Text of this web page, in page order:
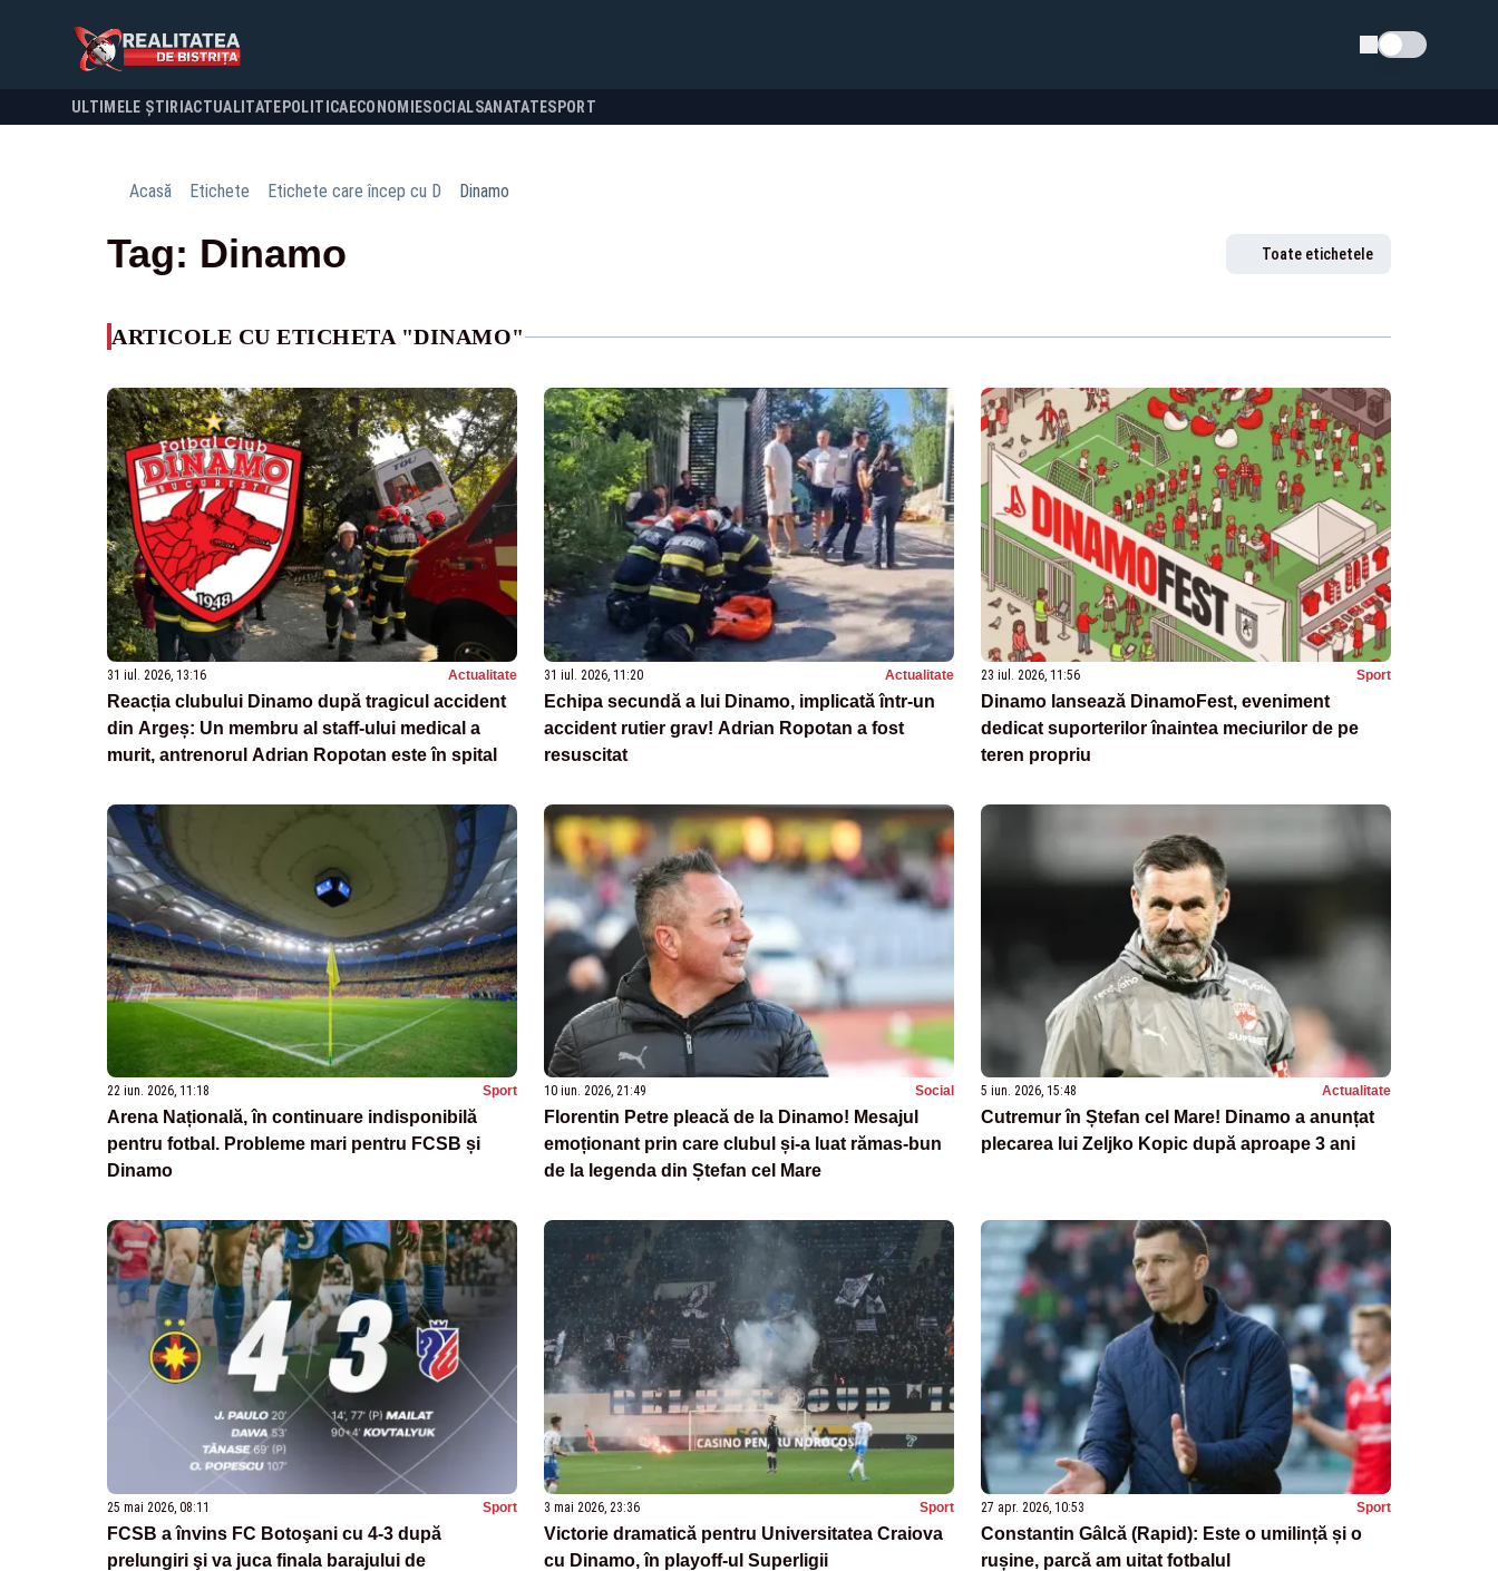
Schimba tema
ULTIMELE ȘTIRI ACTUALITATE POLITICA ECONOMIESOCIALSANATATESPORT
Acasă Etichete Etichete care încep cu D Dinamo
Tag: Dinamo Toate etichetele
ARTICOLE CU ETICHETA "DINAMO"
31 iul. 2026, 13:16 Actualitate
Reacția clubului Dinamo după tragicul accident
din Argeș: Un membru al staff-ului medical a
murit, antrenorul Adrian Ropotan este în spital
31 iul. 2026, 11:20 Actualitate
Echipa secundă a lui Dinamo, implicată într-un
accident rutier grav! Adrian Ropotan a fost
resuscitat
23 iul. 2026, 11:56 Sport
Dinamo lansează DinamoFest, eveniment
dedicat suporterilor înaintea meciurilor de pe
teren propriu
22 iun. 2026, 11:18 Sport
Arena Națională, în continuare indisponibilă
pentru fotbal. Probleme mari pentru FCSB și
Dinamo
10 iun. 2026, 21:49 Social
Florentin Petre pleacă de la Dinamo! Mesajul
emoționant prin care clubul și-a luat rămas-bun
de la legenda din Ștefan cel Mare
5 iun. 2026, 15:48 Actualitate
Cutremur în Ștefan cel Mare! Dinamo a anunțat
plecarea lui Zeljko Kopic după aproape 3 ani
25 mai 2026, 08:11 Sport
FCSB a învins FC Botoşani cu 4-3 după
prelungiri şi va juca finala barajului de
3 mai 2026, 23:36 Sport
Victorie dramatică pentru Universitatea Craiova
cu Dinamo, în playoff-ul Superligii
27 apr. 2026, 10:53 Sport
Constantin Gâlcă (Rapid): Este o umilință și o
rușine, parcă am uitat fotbalul